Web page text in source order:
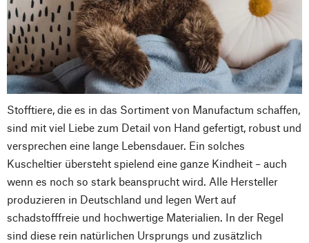
Stofftiere, die es in das Sortiment von Manufactum schaffen,
sind mit viel Liebe zum Detail von Hand gefertigt, robust und
versprechen eine lange Lebensdauer. Ein solches
Kuscheltier übersteht spielend eine ganze Kindheit – auch
wenn es noch so stark beansprucht wird. Alle Hersteller
produzieren in Deutschland und legen Wert auf
schadstofffreie und hochwertige Materialien. In der Regel
sind diese rein natürlichen Ursprungs und zusätzlich